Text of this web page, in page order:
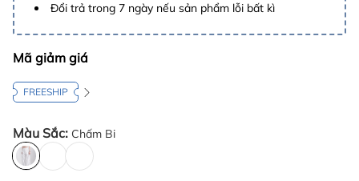
Đổi trả trong 7 ngày nếu sản phẩm lỗi bất kì
Mã giảm giá
FREESHIP
Màu Sắc: Chấm Bi